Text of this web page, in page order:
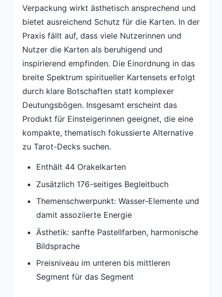
Verpackung wirkt ästhetisch ansprechend und
bietet ausreichend Schutz für die Karten. In der
Praxis fällt auf, dass viele Nutzerinnen und
Nutzer die Karten als beruhigend und
inspirierend empfinden. Die Einordnung in das
breite Spektrum spiritueller Kartensets erfolgt
durch klare Botschaften statt komplexer
Deutungsbögen. Insgesamt erscheint das
Produkt für Einsteigerinnen geeignet, die eine
kompakte, thematisch fokussierte Alternative
zu Tarot-Decks suchen.
Enthält 44 Orakelkarten
Zusätzlich 176-seitiges Begleitbuch
Themenschwerpunkt: Wasser-Elemente und
damit assoziierte Energie
Ästhetik: sanfte Pastellfarben, harmonische
Bildsprache
Preisniveau im unteren bis mittleren
Segment für das Segment